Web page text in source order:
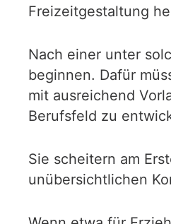
Freizeitgestaltung
Nach einer unter
beginnen. Dafür
mit ausreichend
Berufsfeld zu
Sie scheitern am
unübersichtlichen